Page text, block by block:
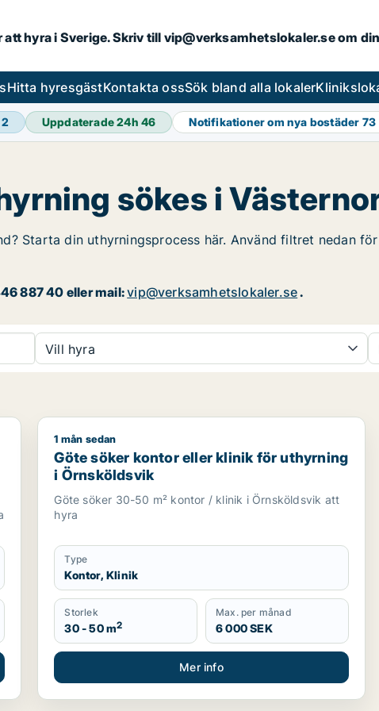
hyra i Sverige. Skriv till vip@verksamhetslokaler.seom
Hitta hyresgästKontakta ossSök bland alla lokaler
2 Uppdaterade 24h46 Notifikationer om nya bostäder 73
sökes i
Starta din uthyrningsprocess här. Använd filtret nedan
887 40 eller mail:vip@verksamhetslokaler.se.
Vill hyra
Göte söker kontor eller klinik för uthyrning i
1 mån sedan
Göte söker kontor eller klinik för uthyrning
i Örnsköldsvik
Göte söker 30-50 m² kontor / klinik i Örnsköldsvik att
hyra
Type
Kontor, Klinik
Storlek
30 - 50 m2
Max. per månad
6 000 SEK
Mer info